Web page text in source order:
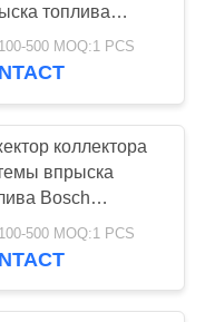
топлива
топливом
095000-
500 MOQ:1 PCS
коллектора
впрыска
Bosch
топлива
0 445 120
500 MOQ:1 PCS